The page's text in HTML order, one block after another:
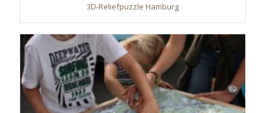
3D-Reliefpuzzle Hamburg